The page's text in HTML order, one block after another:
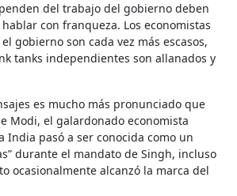
del trabajo del gobierno deben
con franqueza. Los economistas
gobierno son cada vez más escasos,
tanks independientes son allanados y
es mucho más pronunciado que
Modi, el galardonado economista
India pasó a ser conocida como un
durante el mandato de Singh, incluso
ocasionalmente alcanzó la marca del